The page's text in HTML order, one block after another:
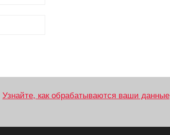
Узнайте, как обрабатываются ваши данные